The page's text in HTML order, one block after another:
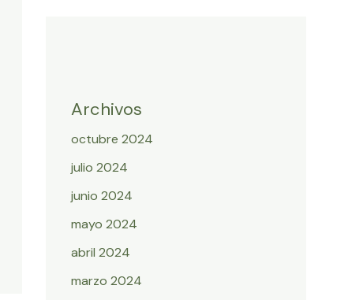
Archivos
octubre 2024
julio 2024
junio 2024
mayo 2024
abril 2024
marzo 2024